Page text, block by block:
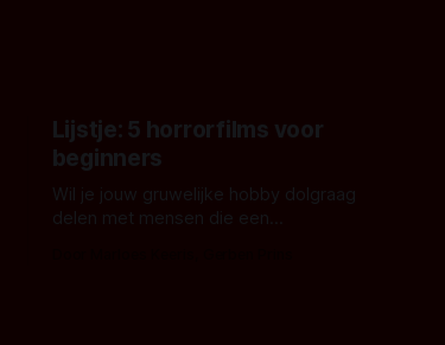
Lijstje: 5 horrorfilms voor
beginners
Wil je jouw gruwelijke hobby dolgraag
delen met mensen die een